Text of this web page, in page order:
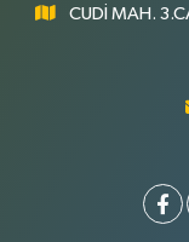
CUDİ MAH.